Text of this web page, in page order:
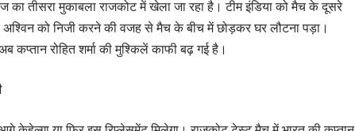
का तीसरा मुकाबला राजकोट में खेला जा रहा है। टीम इंडिया को मैच के दूसरे
को निजी करने की वजह से मैच के बीच में छोड़कर घर लौटना पड़ा।
रोहित शर्मा की मुश्किलें काफी बढ़ गई है।